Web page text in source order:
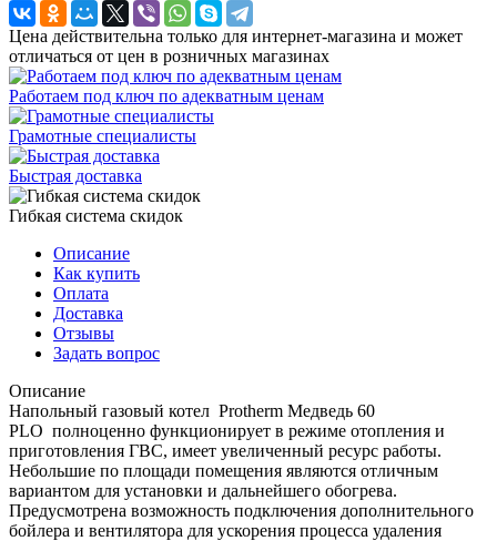
Цена действительна только для интернет-магазина и может
отличаться от цен в розничных магазинах
Работаем под ключ по адекватным ценам
Грамотные специалисты
Быстрая доставка
Гибкая система скидок
Описание
Как купить
Оплата
Доставка
Отзывы
Задать вопрос
Описание
Напольный газовый котел Protherm Медведь 60
PLO полноценно функционирует в режиме отопления и
приготовления ГВС, имеет увеличенный ресурс работы.
Небольшие по площади помещения являются отличным
вариантом для установки и дальнейшего обогрева.
Предусмотрена возможность подключения дополнительного
бойлера и вентилятора для ускорения процесса удаления